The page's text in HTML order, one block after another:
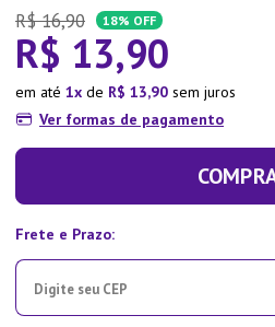
R$ 16,90 18% OFF
R$ 13,90
em até 1 de R$ 13,90 sem juros
Ver formas de pagamento